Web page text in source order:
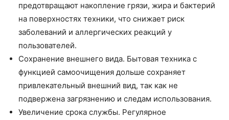
предотвращают накопление грязи, жира и бактерий
на поверхностях техники, что снижает риск
заболеваний и аллергических реакций у
пользователей.
Сохранение внешнего вида. Бытовая техника с
функцией самоочищения дольше сохраняет
привлекательный внешний вид, так как не
подвержена загрязнению и следам использования.
Увеличение срока службы. Регулярное